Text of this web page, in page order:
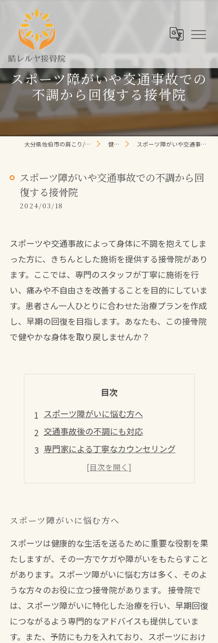
スポーツ障がいや交通事故での
不調から回復する接骨院
大分県佐伯市の肩こり/頭痛/腰痛 なら晴レルヤ整体院 健康コラム スポーツ障がいや交通事故での不調から回復する接骨院
スポーツ障がいや交通事故での不調から回
復する接骨院
2024/03/18
スポーツや交通事故によって身体に不調を抱えてしま
った方に、きちんとした施術を提供する接骨院があり
ます。ここでは、専門のスタッフが丁寧に施術を行
い、痛みや不自由さを改善することを目的にしていま
す。患者さん一人ひとりに合わせた治療プランを作成
し、早期の回復を目指します。あなたも、この接骨院
で健やかな身体を取り戻しませんか？
目次
スポーツ障がいに悩む方へ
交通事故後の不調にも対応
専門家による丁寧なカウンセリング
機械を使った施術も充実
スポーツアスリートから一般の方まで
スポーツ障がいに悩む方へ
スポーツは健康的な生活を送るために重要な役割を果
たしますが、その一方でケガや障がいをもたらすこと
があります。スポーツ障がいに悩む方は多く、そのよ
うな方々のお役に立つ接骨院があります。 接骨院で
は、スポーツ障がいに特化した治療を行い、早期回復
につながるよう専門的なアドバイスも提供していま
す。また、予防にも力を入れており、スポーツにおけ